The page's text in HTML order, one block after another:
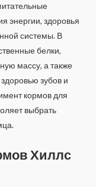
энергии, здоровья
системы. В
белки,
массу, а также
зубов и
кормов для
выбрать
Хиллс